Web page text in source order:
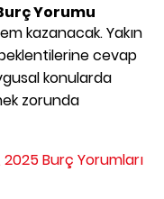
Yorumu
kazanacak. Yakın
cevap
konularda
zorunda
2025 Burç Yorumları